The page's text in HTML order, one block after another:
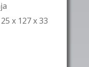
x 127 x 33